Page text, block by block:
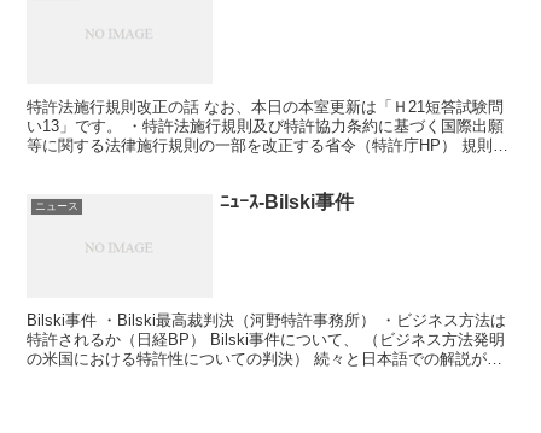
特許法施行規則改正の話 なお、本日の本室更新は「Ｈ21短答試験問
い13」です。 ・特許法施行規則及び特許協力条約に基づく国際出願
等に関する法律施行規則の一部を改正する省令（特許庁HP） 規則改
ニュース ﾆｭｰｽ-Bilski事件
Bilski事件 ・Bilski最高裁判決（河野特許事務所） ・ビジネス方法は
特許されるか（日経BP） Bilski事件について、 （ビジネス方法発明
の米国における特許性についての判決） 続々と日本語での解説が公